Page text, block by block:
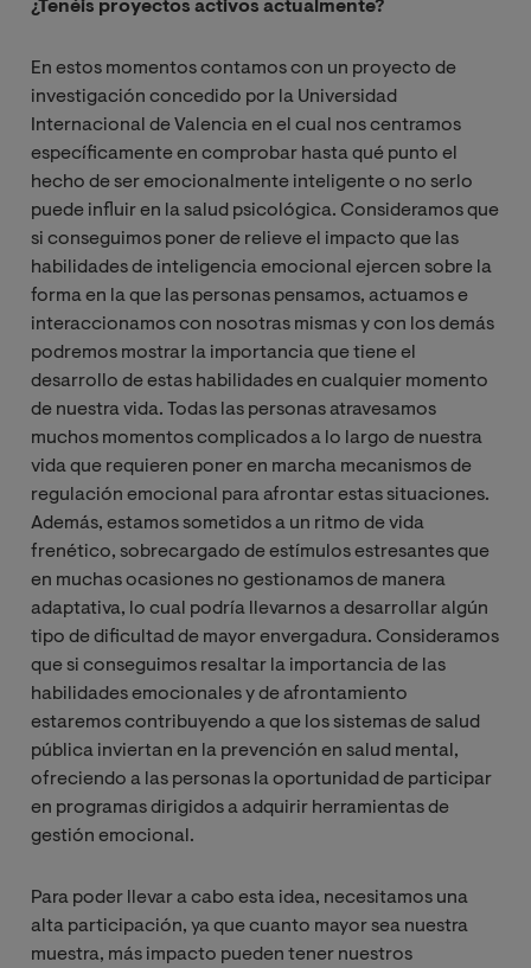
¿Tenéis proyectos activos actualmente?
En estos momentos contamos con un proyecto de
investigación concedido por la Universidad
Internacional de Valencia en el cual nos centramos
específicamente en comprobar hasta qué punto el
hecho de ser emocionalmente inteligente o no serlo
puede influir en la salud psicológica. Consideramos que
si conseguimos poner de relieve el impacto que las
habilidades de inteligencia emocional ejercen sobre la
forma en la que las personas pensamos, actuamos e
interaccionamos con nosotras mismas y con los demás
podremos mostrar la importancia que tiene el
desarrollo de estas habilidades en cualquier momento
de nuestra vida. Todas las personas atravesamos
muchos momentos complicados a lo largo de nuestra
vida que requieren poner en marcha mecanismos de
regulación emocional para afrontar estas situaciones.
Además, estamos sometidos a un ritmo de vida
frenético, sobrecargado de estímulos estresantes que
en muchas ocasiones no gestionamos de manera
adaptativa, lo cual podría llevarnos a desarrollar algún
tipo de dificultad de mayor envergadura. Consideramos
que si conseguimos resaltar la importancia de las
habilidades emocionales y de afrontamiento
estaremos contribuyendo a que los sistemas de salud
pública inviertan en la prevención en salud mental,
ofreciendo a las personas la oportunidad de participar
en programas dirigidos a adquirir herramientas de
gestión emocional.
Para poder llevar a cabo esta idea, necesitamos una
alta participación, ya que cuanto mayor sea nuestra
muestra, más impacto pueden tener nuestros